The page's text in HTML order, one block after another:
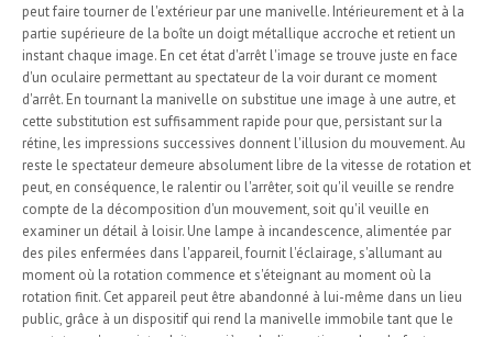
peut faire tourner de l'extérieur par une manivelle. Intérieurement et à la
partie supérieure de la boîte un doigt métallique accroche et retient un
instant chaque image. En cet état d'arrêt l'image se trouve juste en face
d'un oculaire permettant au spectateur de la voir durant ce moment
d'arrêt. En tournant la manivelle on substitue une image à une autre, et
cette substitution est suffisamment rapide pour que, persistant sur la
rétine, les impressions successives donnent l'illusion du mouvement. Au
reste le spectateur demeure absolument libre de la vitesse de rotation et
peut, en conséquence, le ralentir ou l'arrêter, soit qu'il veuille se rendre
compte de la décomposition d'un mouvement, soit qu'il veuille en
examiner un détail à loisir. Une lampe à incandescence, alimentée par
des piles enfermées dans l'appareil, fournit l'éclairage, s'allumant au
moment où la rotation commence et s'éteignant au moment où la
rotation finit. Cet appareil peut être abandonné à lui-même dans un lieu
public, grâce à un dispositif qui rend la manivelle immobile tant que le